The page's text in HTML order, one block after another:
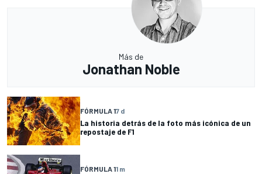
Más de
Jonathan Noble
FÓRMULA 17 d
La historia detrás de la foto más icónica de un
repostaje de F1
FÓRMULA 11 m